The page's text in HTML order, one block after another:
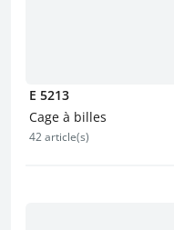
E 5213
Cage à billes
42 article(s)